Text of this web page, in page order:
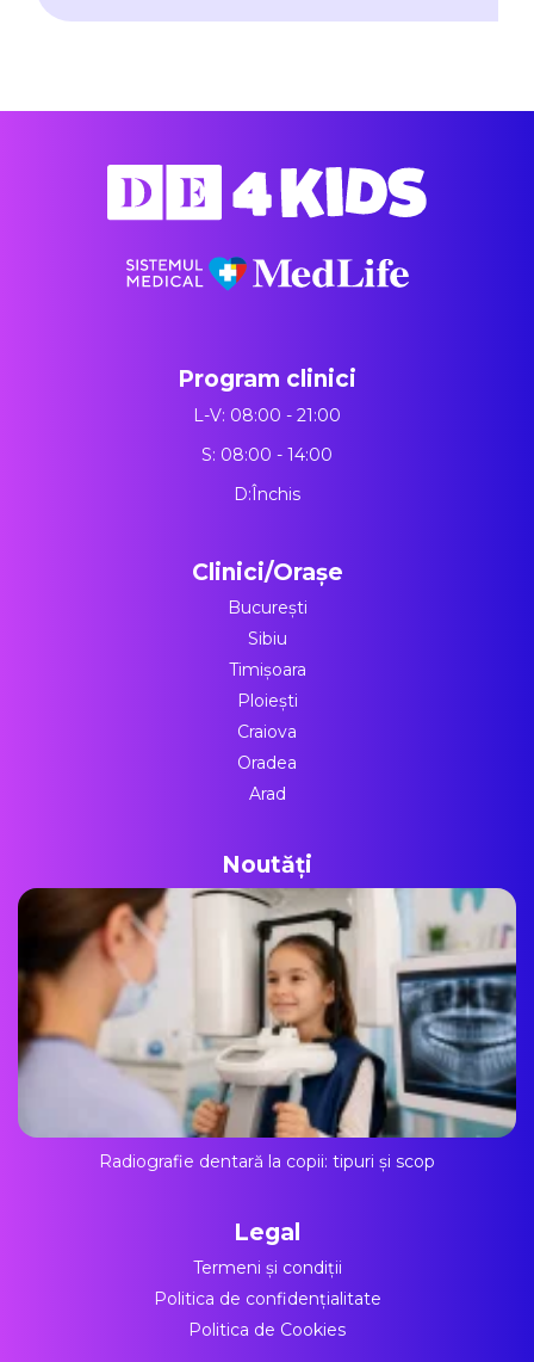
Program clinici
L-V: 08:00 - 21:00
S: 08:00 - 14:00
D:Închis
Clinici/Orașe
București
Sibiu
Timișoara
Ploiești
Craiova
Oradea
Arad
Noutăți
Radiografie dentară la copii: tipuri și scop
Legal
Termeni și condiții
Politica de confidențialitate
Politica de Cookies